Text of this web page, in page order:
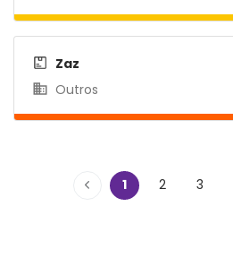
Zaz
Outros
1 2 3